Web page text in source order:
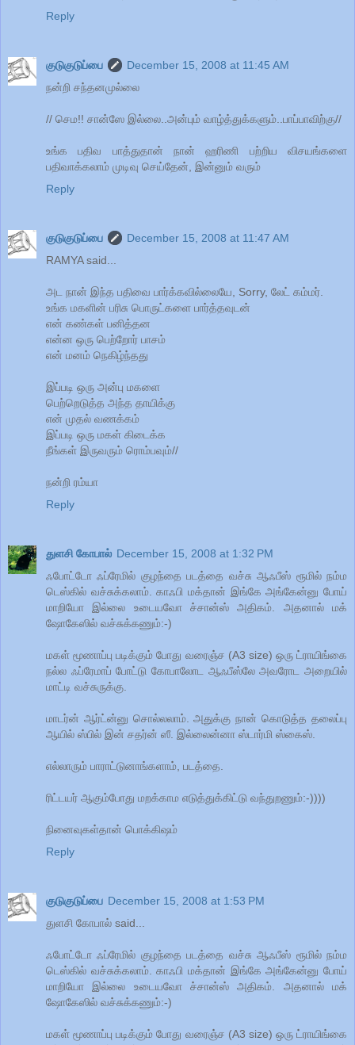
Reply
குடுகுடுப்பை
December 15, 2008 at 11:45 AM
நன்றி சந்தனமுல்லை
// செம!! சான்ஸே இல்லை..அன்பும் வாழ்த்துக்களும்..பாப்பாவிற்கு//
உங்க பதிவ பாத்துதான் நான் ஹரிணி பற்றிய விசயங்களை
பதிவாக்கலாம் முடிவு செய்தேன், இன்னும் வரும்
Reply
குடுகுடுப்பை
December 15, 2008 at 11:47 AM
RAMYA said...
அட நான் இந்த பதிவை பார்க்கவில்லையே, Sorry, லேட் கம்மர்.
உங்க மகளின் பரிசு பொருட்களை பார்த்தவுடன்
என் கண்கள் பனித்தன
என்ன ஒரு பெற்றோர் பாசம்
என் மனம் நெகிழ்ந்தது
இப்படி ஒரு அன்பு மகளை
பெற்றெடுத்த அந்த தாயிக்கு
என் முதல் வணக்கம்
இப்படி ஒரு மகள் கிடைக்க
நீங்கள் இருவரும் ரொம்பவும்//
நன்றி ரம்யா
Reply
துளசி கோபால் December 15, 2008 at 1:32 PM
ஃபோட்டோ ஃப்ரேமில் குழந்தை படத்தை வச்சு ஆஃபீஸ் ரூமில் நம்ம
டெஸ்கில் வச்சுக்கலாம். காஃபி மக்தான் இங்கே அங்கேன்னு போய்
மாறியோ இல்லை உடையவோ ச்சான்ஸ் அதிகம். அதனால் மக்
ஷோகேஸில் வச்சுக்கணும்:-)
மகள் மூணாப்பு படிக்கும் போது வரைஞ்ச (A3 size) ஒரு ட்ராயிங்கை
நல்ல ஃப்ரேமாப் போட்டு கோபாலோட ஆஃபீஸ்லே அவரோட அறையில்
மாட்டி வச்சுருக்கு.
மாடர்ன் ஆர்ட்ன்னு சொல்லலாம். அதுக்கு நான் கொடுத்த தலைப்பு
ஆயில் ஸ்பில் இன் சதர்ன் ஸீ. இல்லைன்னா ஸ்டார்மி ஸ்கைஸ்.
எல்லாரும் பாராட்டுனாங்களாம், படத்தை.
ரிட்டயர் ஆகும்போது மறக்காம எடுத்துக்கிட்டு வந்துறணும்:-))))
நினைவுகள்தான் பொக்கிஷம்
Reply
குடுகுடுப்பை December 15, 2008 at 1:53 PM
துளசி கோபால் said...
ஃபோட்டோ ஃப்ரேமில் குழந்தை படத்தை வச்சு ஆஃபீஸ் ரூமில் நம்ம
டெஸ்கில் வச்சுக்கலாம். காஃபி மக்தான் இங்கே அங்கேன்னு போய்
மாறியோ இல்லை உடையவோ ச்சான்ஸ் அதிகம். அதனால் மக்
ஷோகேஸில் வச்சுக்கணும்:-)
மகள் மூணாப்பு படிக்கும் போது வரைஞ்ச (A3 size) ஒரு ட்ராயிங்கை